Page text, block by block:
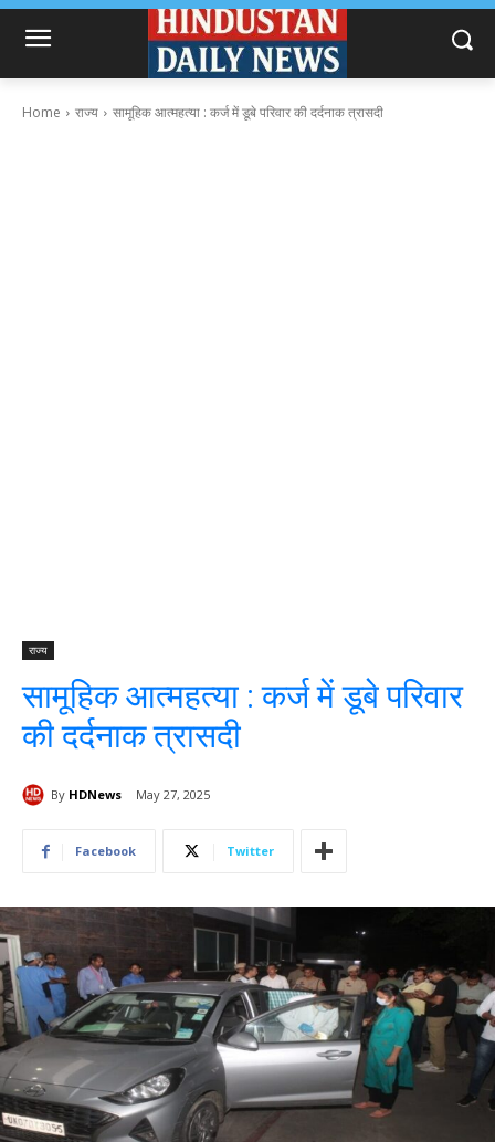
Home राज्य सामूहिक आत्महत्या : कर्ज में डूबे परिवार की दर्दनाक त्रासदी
राज्य
सामूहिक आत्महत्या : कर्ज में डूबे परिवार
की दर्दनाक त्रासदी
By HDNews May 27, 2025
Facebook Twitter